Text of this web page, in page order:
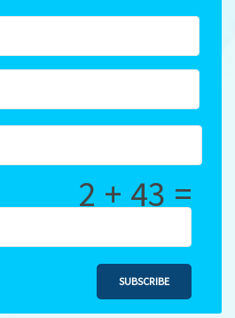
2 + 43 =
SUBSCRIBE